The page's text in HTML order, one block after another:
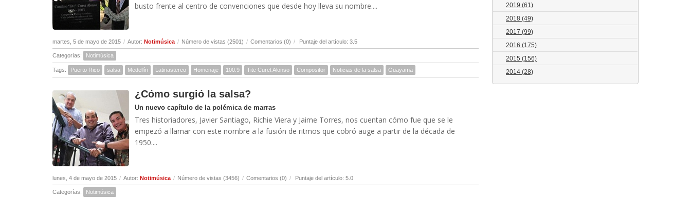
busto frente al centro de convenciones que desde hoy lleva su nombre....
martes, 5 de mayo de 2015 / Autor: Notimúsica / Número de vistas (2501) / Comentarios (0) / Puntaje del artículo: 3.5
Categorías: Notimúsica
Tags: Puerto Rico salsa Medellín Latinastereo Homenaje 100.9 Tite Curet Alonso Compositor Noticias de la salsa Guayama
¿Cómo surgió la salsa?
Un nuevo capítulo de la polémica de marras
Tres historiadores, Javier Santiago, Richie Viera y Jaime Torres, nos cuentan cómo fue que se le
empezó a llamar con este nombre a la fusión de ritmos que cobró auge a partir de la década de
1950....
lunes, 4 de mayo de 2015 / Autor: Notimúsica / Número de vistas (3456) / Comentarios (0) / Puntaje del artículo: 5.0
Categorías: Notimúsica
2019 (61)
2018 (49)
2017 (99)
2016 (175)
2015 (156)
2014 (28)